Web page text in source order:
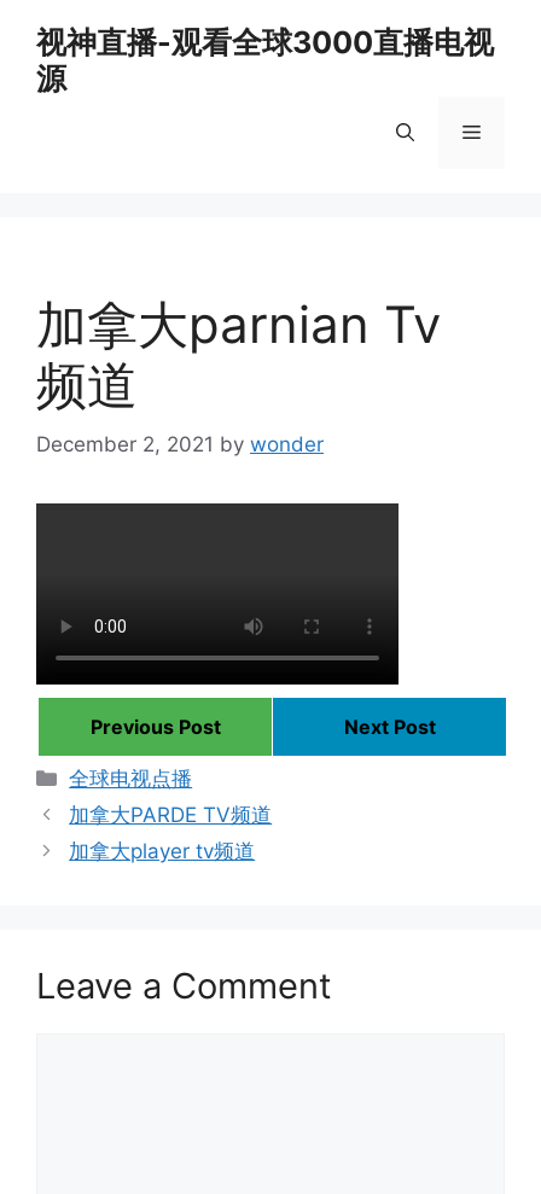
content
视神直播-观看全球3000直播电视
源
Menu
加拿大parnian Tv
频道
December 2, 2021 by wonder
Previous Post
Next Post
Categories
全球电视点播
加拿大PARDE TV频道
加拿大player tv频道
Leave a Comment